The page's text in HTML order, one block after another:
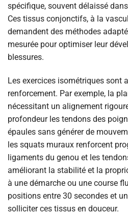
spécifique, souvent délaissé
Ces tissus conjonctifs, à la
demandent des méthodes
mesurée pour optimiser leur
blessures.
Les exercices isométriques sont
renforcement. Par exemple, la
nécessitant un alignement
profondeur les tendons des
épaules sans générer de
les squats muraux renforcent
ligaments du genou et les
améliorant la stabilité et la
à une démarche ou une course
positions entre 30 secondes et
solliciter ces tissus en douceur.